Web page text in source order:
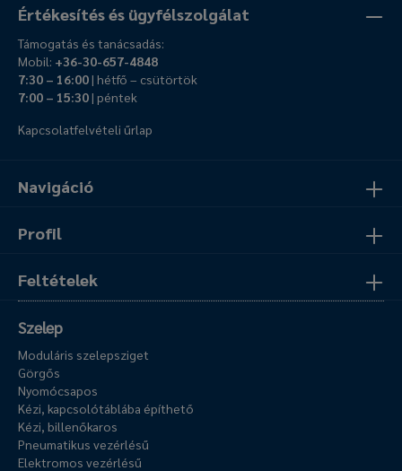
Navigáció
Profil
Feltételek
Értékesítés és ügyfélszolgálat
Támogatás és tanácsadás:
Mobil: +36-30-657-4848
7:30 – 16:00| hétfő – csütörtök
7:00 – 15:30| péntek
Kapcsolatfelvételi űrlap
Szelep
Moduláris szelepsziget
Görgős
Nyomócsapos
Kézi, kapcsolótáblába építhető
Kézi, billenőkaros
Pneumatikus vezérlésű
Elektromos vezérlésű